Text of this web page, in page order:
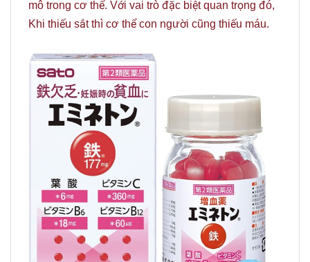
mô trong cơ thể. Với vai trò đặc biệt quan trọng đó,
Khi thiếu sắt thì cơ thể con người cũng thiếu máu.